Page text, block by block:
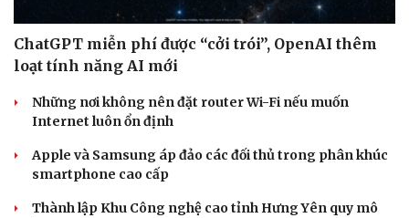
Thể thao
Bóng đá
Thế giới thể thao
eSports
Ô tô - Xe máy
Tư vấn
ChatGPT miễn phí được “cởi trói”, OpenAI thêm
loạt tính năng AI mới
Những nơi không nên đặt router Wi-Fi nếu muốn
Internet luôn ổn định
Apple và Samsung áp đảo các đối thủ trong phân khúc
smartphone cao cấp
Thành lập Khu Công nghệ cao tỉnh Hưng Yên quy mô